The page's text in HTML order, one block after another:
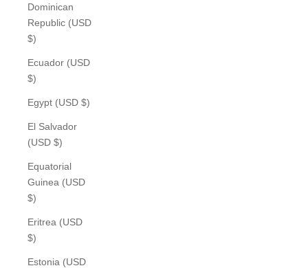
Dominican
Republic (USD
$)
Ecuador (USD
$)
Egypt (USD $)
El Salvador
(USD $)
Equatorial
Guinea (USD
$)
Eritrea (USD
$)
Estonia (USD